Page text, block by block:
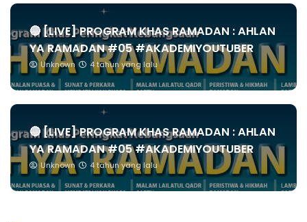
🔴 [LIVE] PROGRAM KHAS RAMADAN : AHLAN
YA RAMADAN #05 #AKADEMIYOUTUBER
Unknown 4 tahun yang lalu
🔴 [LIVE] PROGRAM KHAS RAMADAN : AHLAN
YA RAMADAN #05 #AKADEMIYOUTUBER
Unknown 4 tahun yang lalu